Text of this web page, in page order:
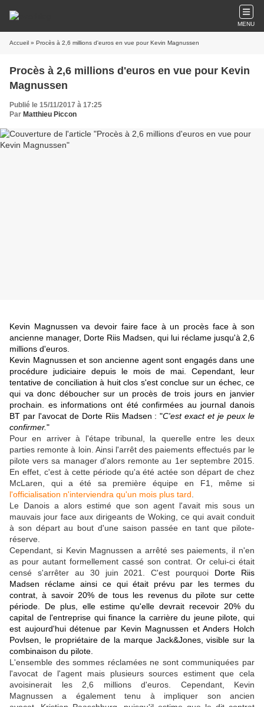
MENU
Accueil » Procès à 2,6 millions d'euros en vue pour Kevin Magnussen
Procès à 2,6 millions d'euros en vue pour Kevin
Magnussen
Publié le 15/11/2017 à 17:25
Par Matthieu Piccon
Kevin Magnussen va devoir faire face à un procès face à son
ancienne manager, Dorte Riis Madsen, qui lui réclame jusqu'à 2,6
millions d'euros.
Kevin Magnussen et son ancienne agent sont engagés dans une
procédure judiciaire depuis le mois de mai. Cependant, leur
tentative de conciliation à huit clos s'est conclue sur un échec, ce
qui va donc déboucher sur un procès de trois jours en janvier
prochain. es informations ont été confirmées au journal danois
BT par l'avocat de Dorte Riis Madsen : "C'est exact et je peux le
confirmer."
Pour en arriver à l'étape tribunal, la querelle entre les deux
parties remonte à loin. Ainsi l'arrêt des paiements effectués par le
pilote vers sa manager d'alors remonte au 1er septembre 2015.
En effet, c'est à cette période qu'a été actée son départ de chez
McLaren, qui a été sa première équipe en F1, même si
l'officialisation n'interviendra qu'un mois plus tard
Le Danois a alors estimé que son agent l'avait mis sous un
mauvais jour face aux dirigeants de Woking, ce qui avait conduit
à son départ au bout d'une saison passée en tant que pilote-
réserve.
Cependant, si Kevin Magnussen a arrêté ses paiements, il n'en
as pour autant formellement cassé son contrat. Or celui-ci était
censé s'arrêter au 30 juin 2021. C'est pourquoi Dorte Riis
Madsen réclame ainsi ce qui était prévu par les termes du
contrat, à savoir 20% de tous les revenus du pilote sur cette
période. De plus, elle estime qu'elle devrait recevoir 20% du
capital de l'entreprise qui finance la carrière du jeune pilote, qui
est aujourd'hui détenue par Kevin Magnussen et Anders Holch
Povlsen, le propriétaire de la marque Jack&Jones, visible sur la
combinaison du pilote.
L'ensemble des sommes réclamées ne sont communiquées par
l'avocat de l'agent mais plusieurs sources estiment que cela
avoisinerait les 2,6 millions d'euros. Cependant, Kevin
Magnussen a également tenu à impliquer son ancien